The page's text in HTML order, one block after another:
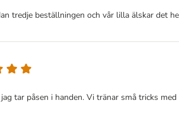
tredje beställningen och vår lilla älskar det
tar påsen i handen. Vi tränar små tricks